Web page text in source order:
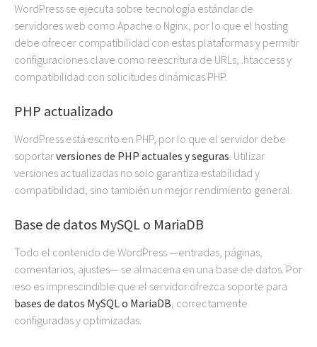
WordPress se ejecuta sobre tecnología estándar de
servidores web como Apache o Nginx, por lo que el hosting
debe ofrecer compatibilidad con estas plataformas y permitir
configuraciones clave como reescritura de URLs, .htaccess y
compatibilidad con solicitudes dinámicas PHP.
PHP actualizado
WordPress está escrito en PHP, por lo que el servidor debe
soportarversiones de PHP actuales y seguras . Utilizar
versiones actualizadas no solo garantiza estabilidad y
compatibilidad, sino también un mejor rendimiento general.
Base de datos MySQL o MariaDB
Todo el contenido de WordPress —entradas, páginas,
comentarios, ajustes— se almacena en una base de datos. Por
eso es imprescindible que el servidor ofrezca soporte para
bases de datos MySQL o MariaDB , correctamente
configuradas y optimizadas.